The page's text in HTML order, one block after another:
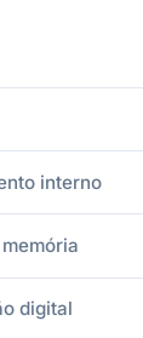
interno
digital